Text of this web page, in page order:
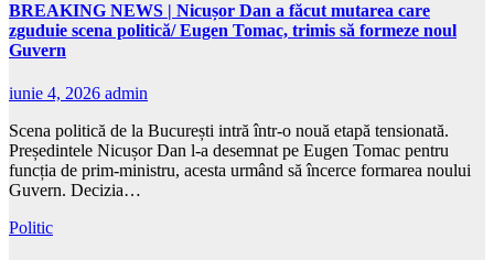
BREAKING NEWS | Nicușor Dan a făcut mutarea care
zguduie scena politică/ Eugen Tomac, trimis să formeze noul
Guvern
iunie 4, 2026 admin
Scena politică de la București intră într-o nouă etapă tensionată.
Președintele Nicușor Dan l-a desemnat pe Eugen Tomac pentru
funcția de prim-ministru, acesta urmând să încerce formarea noului
Guvern. Decizia…
Politic